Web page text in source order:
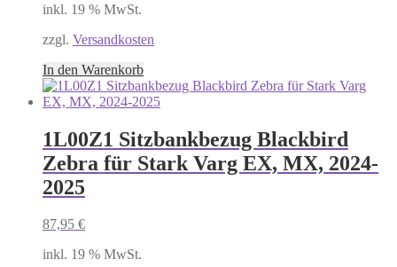
inkl. 19 % MwSt.
zzgl. Versandkosten
In den Warenkorb
1L00Z1 Sitzbankbezug Blackbird
Zebra für Stark Varg EX, MX, 2024-
2025
87,95 €
inkl. 19 % MwSt.